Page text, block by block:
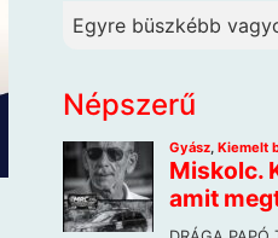
Egyre büszkébb
Népszerű